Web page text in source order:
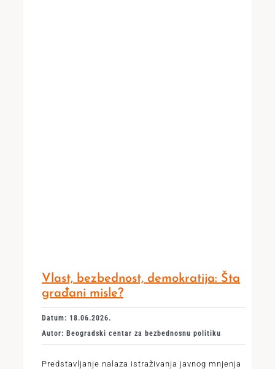
Vlast, bezbednost, demokratija: Šta
građani misle?
Datum: 18.06.2026.
Autor: Beogradski centar za bezbednosnu politiku
Predstavljanje nalaza istraživanja javnog mnjenja